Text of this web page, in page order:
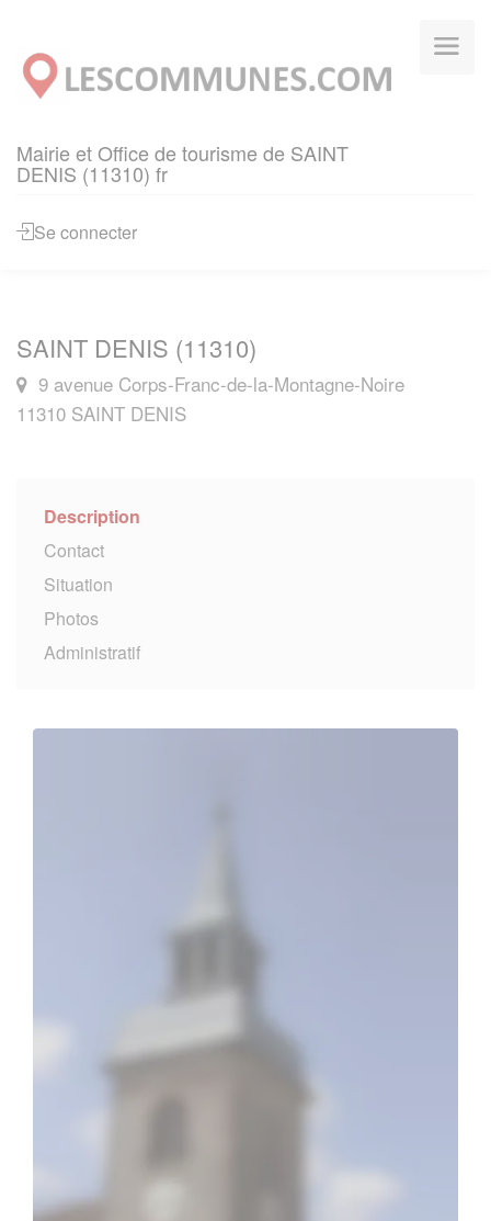
Mairie et Office de tourisme de SAINT
DENIS (11310) fr
Se connecter
SAINT DENIS (11310)
9 avenue Corps-Franc-de-la-Montagne-Noire
11310 SAINT DENIS
Description
Contact
Situation
Photos
Administratif